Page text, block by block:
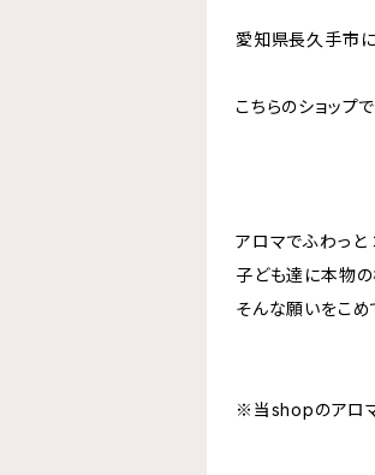
愛知県長久手市に
こちらのショップ
アロマでふわっと
子ども達に本物の
そんな願いをこめ
※当shopのアロマ